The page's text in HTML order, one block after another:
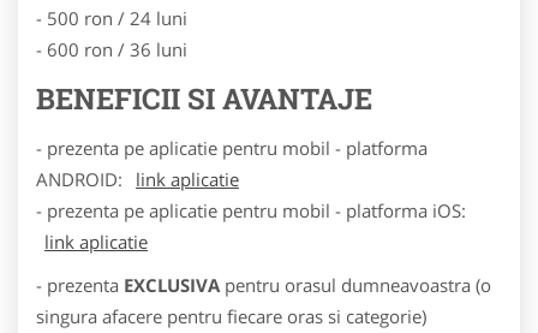
- 500 ron / 24 luni
- 600 ron / 36 luni
BENEFICII SI AVANTAJE
- prezenta pe aplicatie pentru mobil - platforma
ANDROID:
link aplicatie
- prezenta pe aplicatie pentru mobil - platforma iOS:
link aplicatie
- prezenta EXCLUSIVA pentru orasul dumneavoastra (o
singura afacere pentru fiecare oras si categorie)